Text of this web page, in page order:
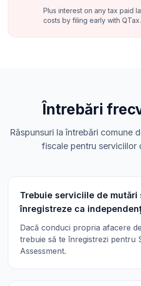
Plus interest on any tax paid
costs by filing early with QTax.
Întrebări
Răspunsuri la întrebări comune
fiscale pentru serviciilor
Trebuie serviciile de mutări
înregistreze ca
Dacă conduci propria afacere
trebuie să te înregistrezi pentru
Assessment.